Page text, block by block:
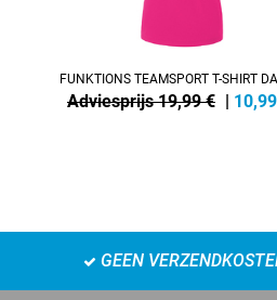
FUNKTIONS TEAMSPORT T-SHIRT
Adviesprijs 19,99 € | 10,99
GEEN